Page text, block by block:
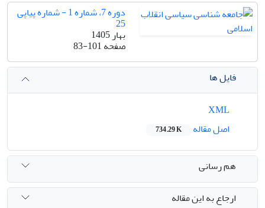
دوره 7، شماره 1 - شماره پیاپی
25
بهار 1405
صفحه83-101
فایل ها
اصل مقاله
734.29 K
هم رسانی
ارجاع به این مقاله